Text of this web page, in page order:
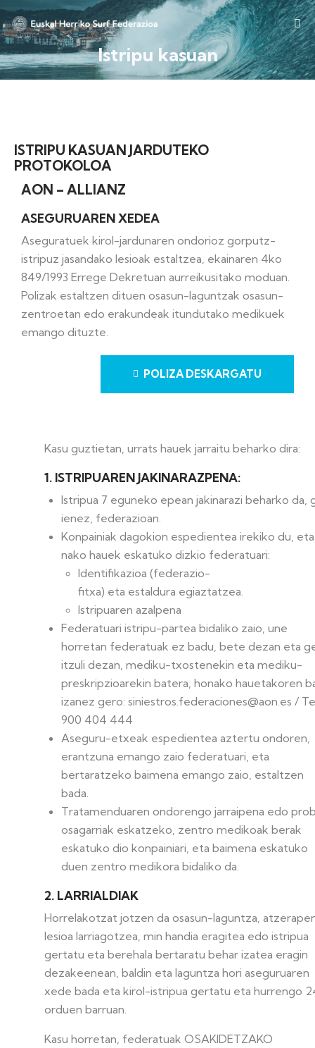
Istripu kasuan
ISTRIPU KASUAN JARDUTEKO
PROTOKOLOA
AON – ALLIANZ
ASEGURUAREN XEDEA
Aseguratuek kirol-jardunaren ondorioz gorputz-
istripuz jasandako lesioak estaltzea, ekainaren 4ko
849/1993 Errege Dekretuan aurreikusitako moduan.
Polizak estaltzen dituen osasun-laguntzak osasun-
zentroetan edo erakundeak itundutako medikuek
emango dituzte.
POLIZA DESKARGATU
Kasu guztietan, urrats hauek jarraitu beharko dira:
1. ISTRIPUAREN JAKINARAZPENA:
Istripua 7 eguneko epean jakinarazi beharko da,
ienez, federazioan.
Konpainiak dagokion espedientea irekiko du, eta
nako hauek eskatuko dizkio federatuari:
Identifikazioa (federazio-
fitxa) eta estaldura egiaztatzea.
Istripuaren azalpena
Federatuari istripu-partea bidaliko zaio, une
horretan federatuak ez badu, bete dezan eta
itzuli dezan, mediku-txostenekin eta mediku-
preskripzioarekin batera, honako hauetakoren
izanez gero: siniestros.federaciones@aon.es /
900 404 444
Aseguru-etxeak espedientea aztertu ondoren,
erantzuna emango zaio federatuari, eta
bertaratzeko baimena emango zaio, estaltzen
bada.
Tratamenduaren ondorengo jarraipena edo
osagarriak eskatzeko, zentro medikoak berak
eskatuko dio konpainiari, eta baimena eskatuko
duen zentro medikora bidaliko da.
2. LARRIALDIAK
Horrelakotzat jotzen da osasun-laguntza,
lesioa larriagotzea, min handia eragitea edo istripua
gertatu eta berehala bertaratu behar izatea eragin
dezakeenean, baldin eta laguntza hori aseguruaren
xede bada eta kirol-istripua gertatu eta hurrengo
orduen barruan.
Kasu horretan, federatuak OSAKIDETZAKO